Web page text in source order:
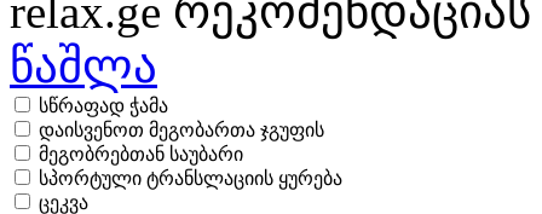
relax.ge რეკომენდაციას
წაშლა
სწრაფად ჭამა
დაისვენოთ მეგობართა ჯგუფის
მეგობრებთან საუბარი
სპორტული ტრანსლაციის ყურება
ცეკვა